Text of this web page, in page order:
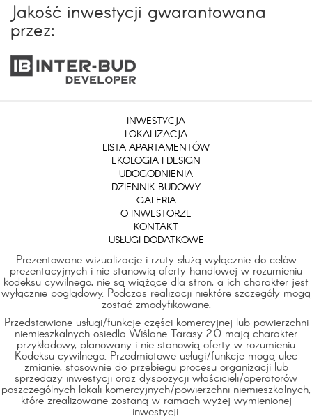
Jakość inwestycji gwarantowana
przez:
INWESTYCJA
LOKALIZACJA
LISTA APARTAMENTÓW
EKOLOGIA I DESIGN
UDOGODNIENIA
DZIENNIK BUDOWY
GALERIA
O INWESTORZE
KONTAKT
USŁUGI DODATKOWE
Prezentowane wizualizacje i rzuty służą wyłącznie do celów
prezentacyjnych i nie stanowią oferty handlowej w rozumieniu
kodeksu cywilnego, nie są wiążące dla stron, a ich charakter jest
wyłącznie poglądowy. Podczas realizacji niektóre szczegóły mogą
zostać zmodyfikowane.
Przedstawione usługi/funkcje części komercyjnej lub powierzchni
niemieszkalnych osiedla Wiślane Tarasy 2.0 mają charakter
przykładowy, planowany i nie stanowią oferty w rozumieniu
Kodeksu cywilnego. Przedmiotowe usługi/funkcje mogą ulec
zmianie, stosownie do przebiegu procesu organizacji lub
sprzedaży inwestycji oraz dyspozycji właścicieli/operatorów
poszczególnych lokali komercyjnych/powierzchni niemieszkalnych,
które zrealizowane zostaną w ramach wyżej wymienionej
inwestycji.